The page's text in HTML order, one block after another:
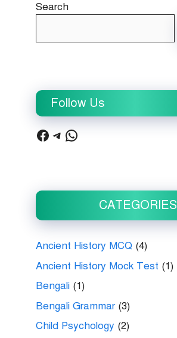
Search
Follow Us
Facebook
Telegram
WhatsApp
CATEGORIES
Ancient History MCQ (4)
Ancient History Mock Test (1)
Bengali (1)
Bengali Grammar(3)
Child Psychology (2)